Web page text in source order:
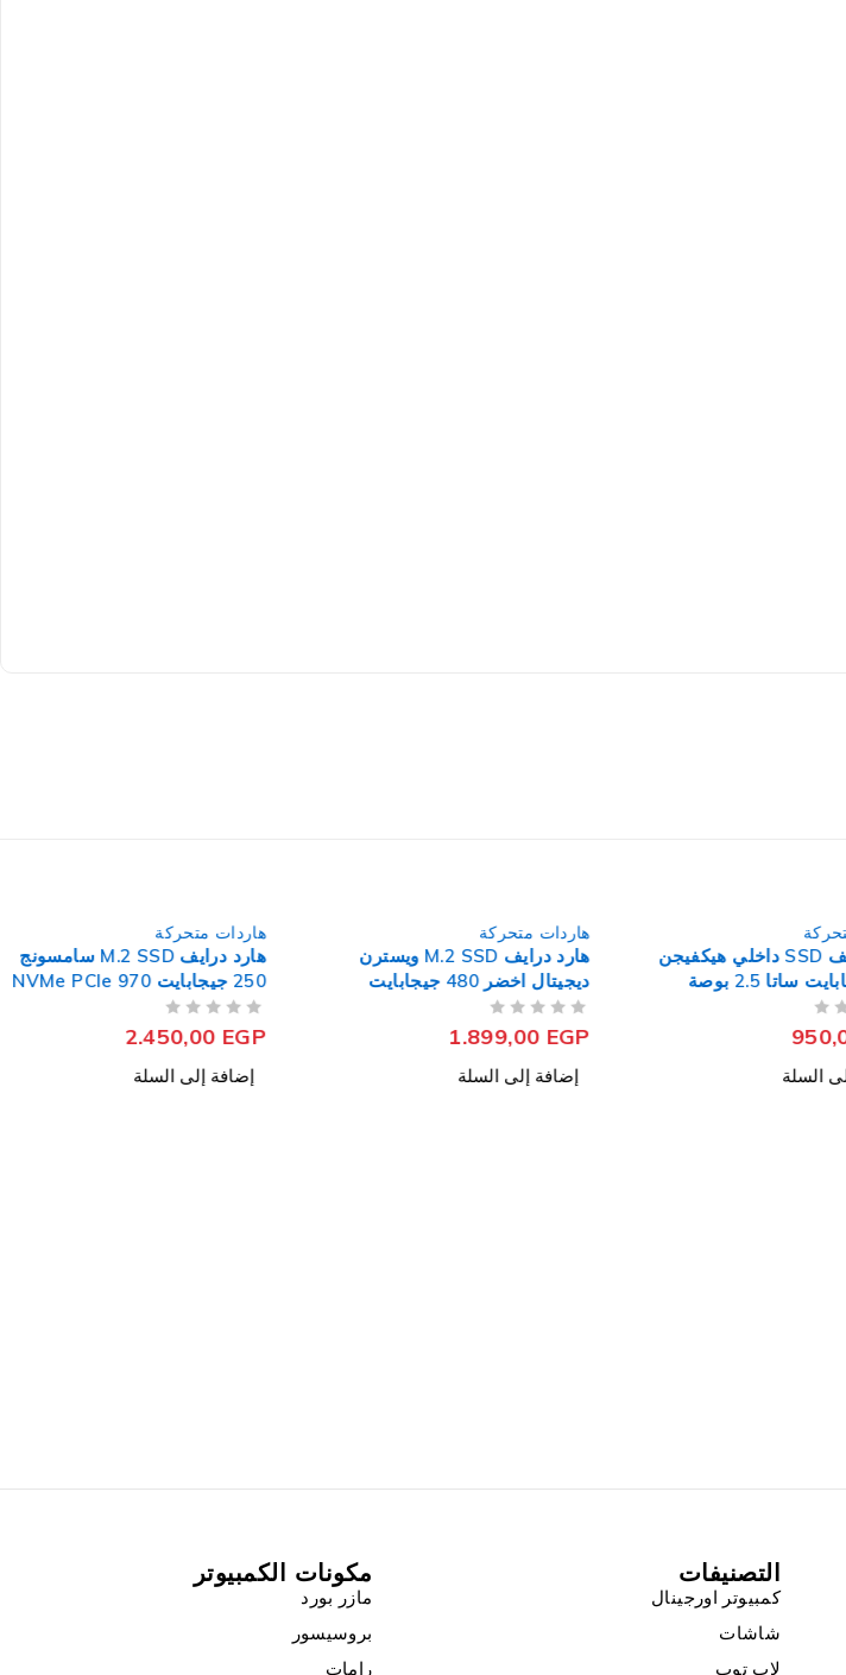
هارد درايف SSD داخلي هيكفيجن
256 جيجابايت ساتا 2.5 بوصة
السلة
هاردات متحركة
هارد درايف M.2 SSD ويسترن
ديجيتال اخضر 480 جيجابايت
NVMe PCIe M.2
1.899,00EGP
إضافة إلى السلة
هاردات متحركة
هارد درايف M.2 SSD سامسونج
250 جيجابايت NVMe PCIe 970
EVO Plus
2.450,00EGP
إضافة إلى السلة
التصنيفات
كمبيوتر اورجينال
شاشات
لاب توب
مكونات الكمبيوتر
مازر بورد
بروسيسور
رامات